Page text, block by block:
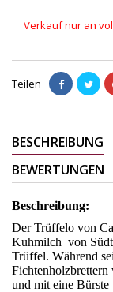
Verkauf nur an
Teilen
BESCHREIBUNG
BEWERTUNGEN
Beschreibung:
Der Trüffelo von
Kuhmilch von
Trüffel. Während
Fichtenholzbrettern
und mit eine